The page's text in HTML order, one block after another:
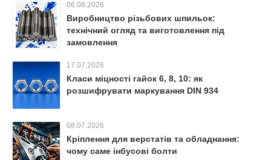
06.08.2026
Виробництво різьбових шпильок:
технічний огляд та виготовлення під
замовлення
17.07.2026
Класи міцності гайок 6, 8, 10: як
розшифрувати маркування DIN 934
08.07.2026
Кріплення для верстатів та обладнання:
чому саме інбусові болти